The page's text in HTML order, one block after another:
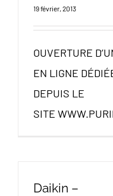
19 février, 2013
OUVERTURE
EN LIGNE
DEPUIS LE
SITE
Daikin –